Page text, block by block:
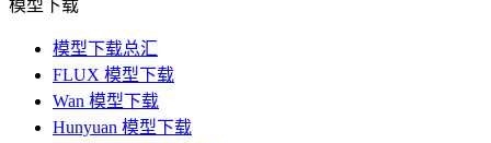
模型下载
模型下载总汇
FLUX 模型下载
Wan 模型下载
Hunyuan 模型下载